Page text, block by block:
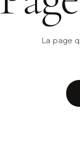
La page